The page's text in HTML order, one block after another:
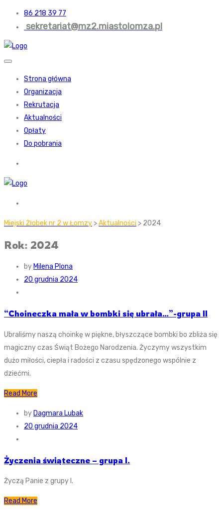
86 218 39 77
sekretariat@mz2.miastolomza.pl
Strona główna
Organizacja
Rekrutacja
Aktualności
Opłaty
Do pobrania
Miejski Żłobek nr 2 w Łomzy >Aktualności > 2024
Rok: 2024
by Milena Plona
20 grudnia 2024
“Choineczka mała w bombki się ubrała…”-grupa II
Ubraliśmy naszą choinkę w piękne, błyszczące bombki bo zbliża się
magiczny czas Świąt Bożego Narodzenia. Życzymy wszystkim
dużo miłości, ciepła i radości z czasu spędzonego wspólnie z
dziećmi.
Read More
by Dagmara Lubak
20 grudnia 2024
Życzenia świąteczne – grupa I.
Życzą Panie z grupy I.
Read More